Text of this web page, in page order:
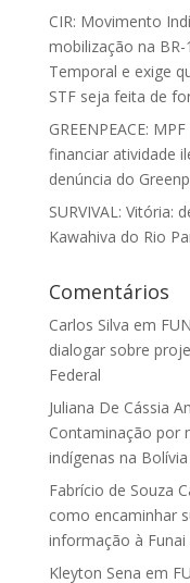
CIR: Movimento
mobilização na
Temporal e exige
STF seja feita de
GREENPEACE:
financiar atividade
denúncia do
SURVIVAL: Vitória:
Kawahiva do Rio
Comentários
Carlos Silva em
dialogar sobre
Federal
Juliana De Cássia
Contaminação por
indígenas na Bolívia
Fabrício de Souza
como encaminhar
informação à Funai
Kleyton Sena em